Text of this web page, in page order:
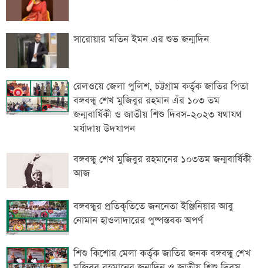
সারোয়ার মতিন ইমন এর শুভ জন্মদিন
রেলওয়ে জেলা পুলিশ, চট্টগ্রাম কর্তৃক জাতির পিতা
বঙ্গবন্ধু শেখ মুজিবুর রহমান এঁর ১০৩ তম
জন্মবার্ষিকী ও জাতীয় শিশু দিবস-২০২৩ যথাযথ
মর্যাদায় উদযাপন
বঙ্গবন্ধু শেখ মুজিবুর রহমানের ১০৩তম জন্মবার্ষিকী
আজ
বঙ্গবন্ধুর প্রতিকৃতিতে জননেতা ইঞ্জিনিয়ার আবু
নোমান হাওলাদারের পুষ্পস্তবক অপর্ণ
শিশু কিশোর মেলা কর্তৃক জাতির জনক বঙ্গবন্ধু শেখ